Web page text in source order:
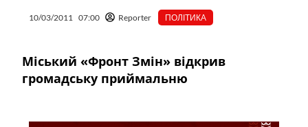
10/03/2011 07:00 Reporter ПОЛІТИКА
Міський «Фронт Змін» відкрив
громадську приймальню